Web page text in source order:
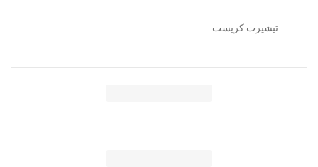
تيشيرت كريست